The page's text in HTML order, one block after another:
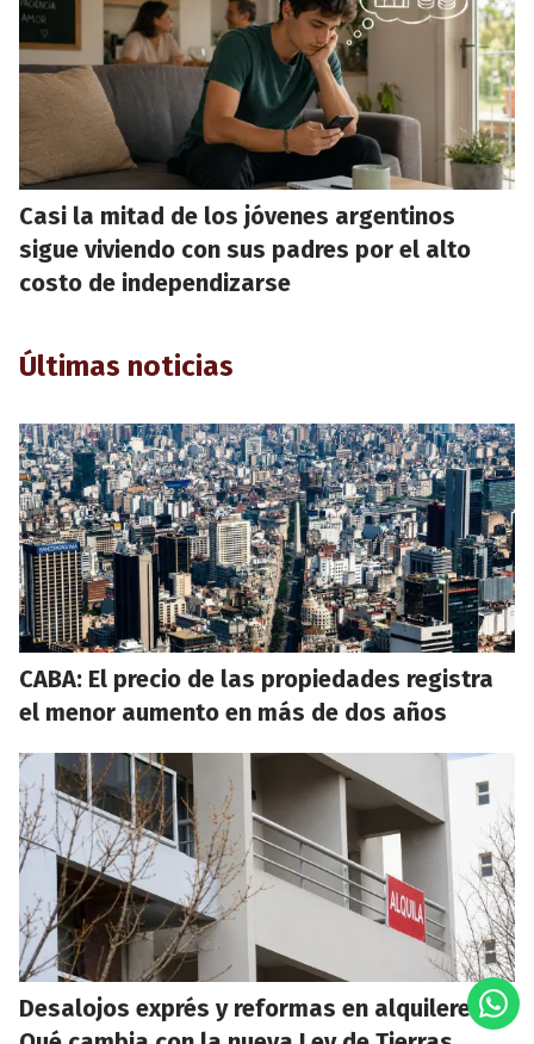
Casi la mitad de los jóvenes argentinos
sigue viviendo con sus padres por el alto
costo de independizarse
Últimas noticias
CABA: El precio de las propiedades registra
el menor aumento en más de dos años
Desalojos exprés y reformas en alquileres: